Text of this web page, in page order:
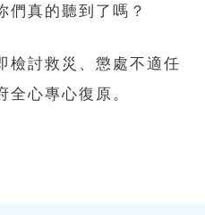
們真的聽到了嗎？
檢討救災、懲處不適任
全心專心復原。